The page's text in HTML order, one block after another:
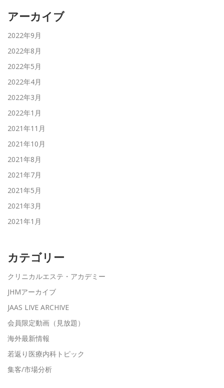
アーカイブ
2022年9月
2022年8月
2022年5月
2022年4月
2022年3月
2022年1月
2021年11月
2021年10月
2021年8月
2021年7月
2021年5月
2021年3月
2021年1月
カテゴリー
クリニカルエステ・アカデミー
JHMアーカイブ
JAAS LIVE ARCHIVE
会員限定動画（見放題）
海外最新情報
若返り医療内科トピック
集客/市場分析